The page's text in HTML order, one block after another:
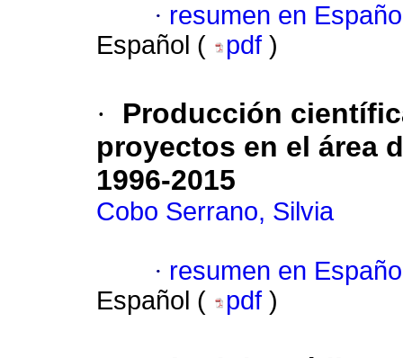
· resumen en
Español (
pdf )
·
Producción
proyectos en el área
1996-2015
Cobo Serrano, Silvia
· resumen en
Español (
pdf )